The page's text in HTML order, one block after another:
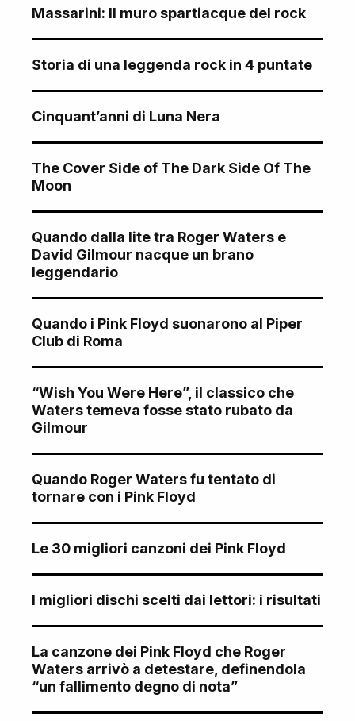
Massarini: Il muro spartiacque del rock
Storia di una leggenda rock in 4 puntate
Cinquant’anni di Luna Nera
The Cover Side of The Dark Side Of The
Moon
Quando dalla lite tra Roger Waters e
David Gilmour nacque un brano
leggendario
Quando i Pink Floyd suonarono al Piper
Club di Roma
“Wish You Were Here”, il classico che
Waters temeva fosse stato rubato da
Gilmour
Quando Roger Waters fu tentato di
tornare con i Pink Floyd
Le 30 migliori canzoni dei Pink Floyd
I migliori dischi scelti dai lettori: i risultati
La canzone dei Pink Floyd che Roger
Waters arrivò a detestare, definendola
“un fallimento degno di nota”